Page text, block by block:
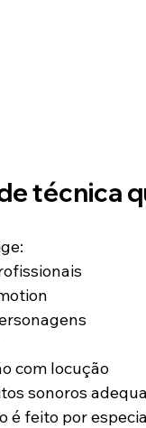
técnica
com locução
sonoros
é feito por